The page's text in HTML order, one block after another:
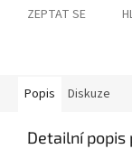
ZEPTAT SE
Popis Diskuze
Detailní popis